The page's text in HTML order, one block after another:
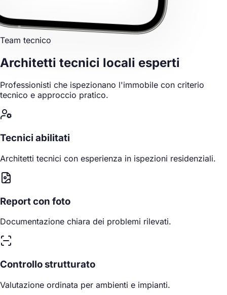
Team tecnico
Architetti tecnici locali esperti
Professionisti che ispezionano l'immobile con criterio
tecnico e approccio pratico.
Tecnici abilitati
Architetti tecnici con esperienza in ispezioni residenziali.
Report con foto
Documentazione chiara dei problemi rilevati.
Controllo strutturato
Valutazione ordinata per ambienti e impianti.